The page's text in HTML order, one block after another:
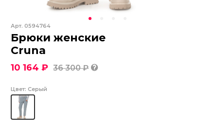
Арт.0594764
Брюки женские
Cruna
10 164 ₽ 36 300 ₽
Цвет: Серый